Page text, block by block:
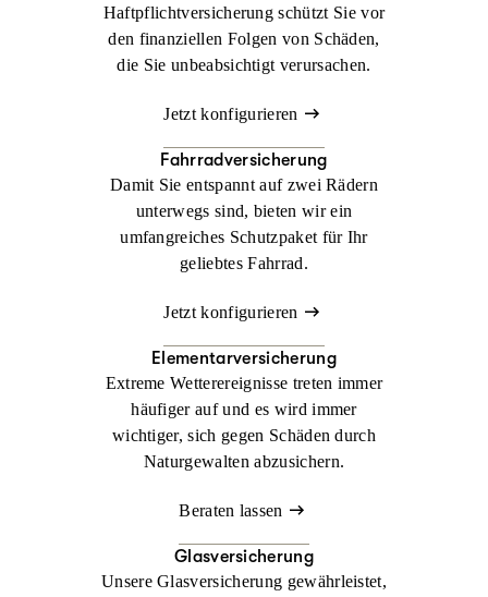
Haftpflichtversicherung schützt Sie vor
den finanziellen Folgen von Schäden,
die Sie unbeabsichtigt verursachen.
Jetzt konfigurieren
Fahrradversicherung
Damit Sie entspannt auf zwei Rädern
unterwegs sind, bieten wir ein
umfangreiches Schutzpaket für Ihr
geliebtes Fahrrad.
Jetzt konfigurieren
Elementarversicherung
Extreme Wetterereignisse treten immer
häufiger auf und es wird immer
wichtiger, sich gegen Schäden durch
Naturgewalten abzusichern.
Beraten lassen
Glasversicherung
Unsere Glasversicherung gewährleistet,